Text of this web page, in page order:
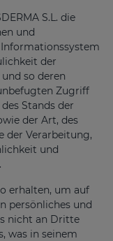
S.L. die
und
der
so deren
Zugriff
Stands der
der Art, des
der Verarbeitung,
und
erhalten, um auf
persönliches und
nicht an Dritte
was in seinem